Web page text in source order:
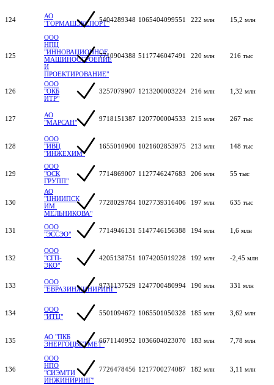
124
АО
"ГОРМАШЭКСПОРТ"5404289348 1065404099551 222 млн 15,2 млн
125
ООО
НПЦ
"ИННОВАЦИОННОЕ
МАШИНОСТРОЕНИЕ
И
ПРОЕКТИРОВАНИЕ"
7710904388 5117746047491 220 млн 216 тыс
126
ООО
"ОКБ
ИТР"
3257079907 1213200003224 216 млн 1,32 млн
127
АО
"МАРСАН"
9718151387 1207700004533 215 млн 267 тыс
128
ООО
"ИВЦ
"ИНЖЕХИМ"
1655010900 1021602853975 213 млн 148 тыс
129
ООО
"ОСК
ГРУПП"
7714869007 1127746247683 206 млн 55 тыс
130
АО
"ЦНИИПСК
ИМ.
МЕЛЬНИКОВА"
7728029784 1027739316406 197 млн 635 тыс
131
ООО
"ЭССЭО"
7714946131 5147746156388 194 млн 1,6 млн
132
ООО
"СГП-
ЭКО"
4205138751 1074205019228 192 млн -2,45 млн
133
ООО
"ЕВРАЗИНЖИНИРИНГ"9731137529 1247700480994 190 млн 331 млн
134
ООО
"ИТЦ"
5501094672 1065501050328 185 млн 3,62 млн
135
АО "ПКБ
ЭНЕРГОЦВЕТМЕТ"6671140952 1036604023070 183 млн 7,78 млн
136
ООО
НПО
"СИЭМТИ
ИНЖИНИРИНГ"
7726478456 1217700274087 182 млн 3,11 млн